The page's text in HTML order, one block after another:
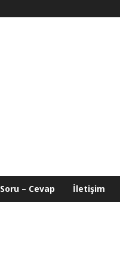
Soru – Cevap İletişim